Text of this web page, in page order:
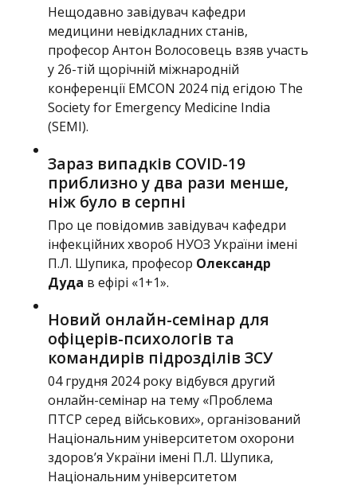
Нещодавно завідувач кафедри
медицини невідкладних станів,
професор Антон Волосовець взяв участь
у 26-тій щорічній міжнародній
конференції EMCON 2024 під егідою The
Society for Emergency Medicine India
(SEMI).
Зараз випадків COVID-19
приблизно у два рази менше,
ніж було в серпні
Про це повідомив завідувач кафедри
інфекційних хвороб НУОЗ України імені
П.Л. Шупика, професор Олександр
Дуда в ефірі «1+1».
Новий онлайн-семінар для
офіцерів-психологів та
командирів підрозділів ЗСУ
04 грудня 2024 року відбувся другий
онлайн-семінар на тему «Проблема
ПТСР серед військових», організований
Національним університетом охорони
здоров’я України імені П.Л. Шупика,
Національним університетом